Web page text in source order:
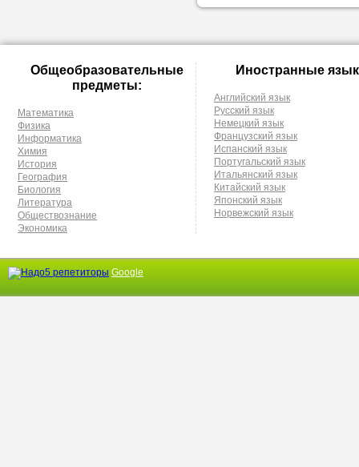
Общеобразовательные
предметы:
Математика
Физика
Информатика
Химия
История
География
Биология
Литература
Обществознание
Экономика
Иностранные
Английский язык
Русский язык
Немецкий язык
Французский язык
Испанский язык
Португальский язык
Итальянский язык
Китайский язык
Японский язык
Норвежский язык
Google